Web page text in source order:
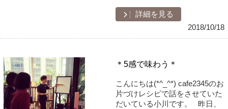
詳細を見る
2018/10/18
＊5感で味わう＊
こんにちは(*^_^*) cafe2345のお
片づけレシピで話をさせていた
だいている小川です。 昨日、